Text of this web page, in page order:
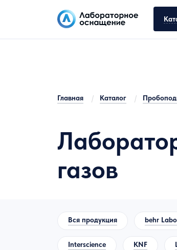
Аналитическое
Лабораторная мебель
Пробоподготовка
Расходные материалы для
Главная / Каталог /
газов
Вся продукция behr
Interscience KNF